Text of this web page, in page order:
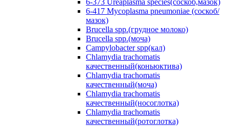
6-373 Ureaplasma species(соскоб,мазок)
6-417 Mycoplasma pneumoniae (соскоб/
мазок)
Brucella spp.(грудное молоко)
Brucella spp.(моча)
Campylobacter spp(кал)
Chlamydia trachomatis
качественный(коньюктива)
Chlamydia trachomatis
качественный(моча)
Chlamydia trachomatis
качественный(носоглотка)
Chlamydia trachomatis
качественный(ротоглотка)